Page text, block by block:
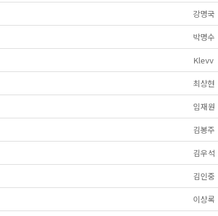
강명국
박명수
Klevv
최상현
임재원
김봉주
김우석
김인중
이상록